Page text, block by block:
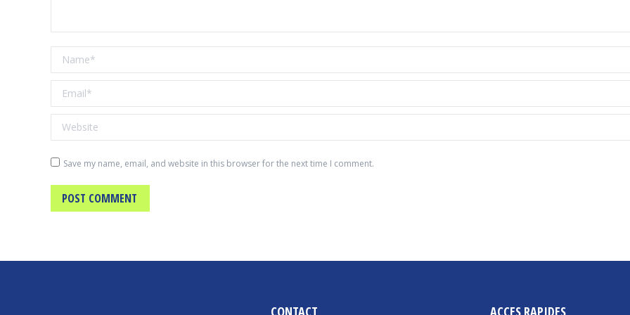
Name *
Email *
Website
Save my name, email, and website in this browser for the next time I comment.
POST COMMENT
CONTACT ACCES RAPIDES